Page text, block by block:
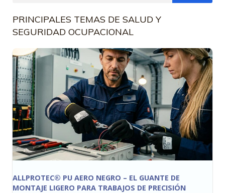
PRINCIPALES TEMAS DE SALUD Y
SEGURIDAD OCUPACIONAL
ALLPROTEC® PU AERO NEGRO – EL GUANTE DE
MONTAJE LIGERO PARA TRABAJOS DE PRECISIÓN